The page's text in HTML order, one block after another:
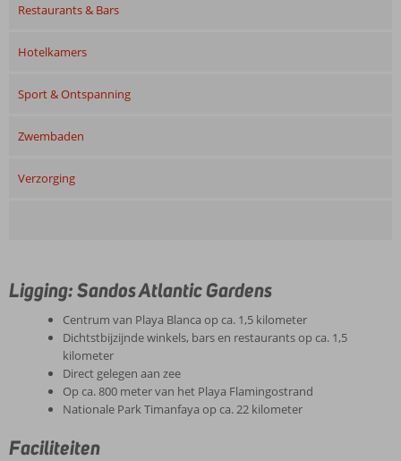
Restaurants & Bars
Hotelkamers
Sport & Ontspanning
Zwembaden
Verzorging
Ligging: Sandos Atlantic Gardens
Centrum van Playa Blanca op ca. 1,5 kilometer
Dichtstbijzijnde winkels, bars en restaurants op ca. 1,5
kilometer
Direct gelegen aan zee
Op ca. 800 meter van het Playa Flamingostrand
Nationale Park Timanfaya op ca. 22 kilometer
Faciliteiten